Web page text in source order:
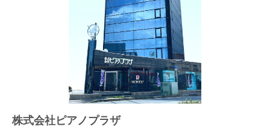
株式会社ピアノプラザ